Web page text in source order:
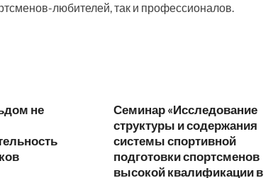
любителей, так и профессионалов.
не
Семинар «Исследование
структуры и содержания
системы спортивной
подготовки спортсменов
высокой квалификации в